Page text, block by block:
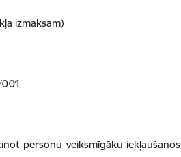
izmaksām)
personu veiksmīgāku iekļaušanos